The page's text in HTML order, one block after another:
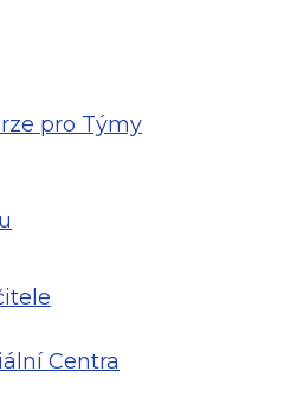
pro Týmy
Centra